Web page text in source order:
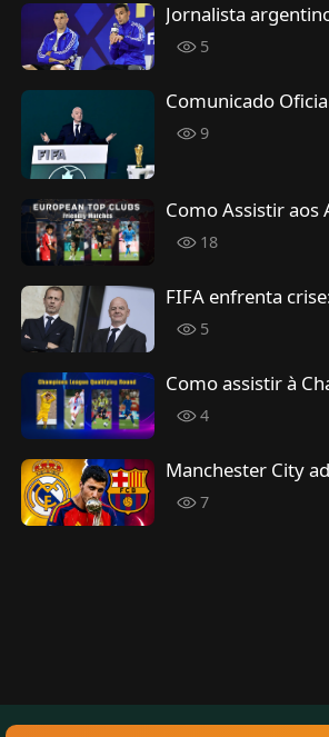
Jornalista
5
Comunicado
9
Como Assistir aos
18
FIFA enfrenta
5
Como assistir à
4
Manchester City
7